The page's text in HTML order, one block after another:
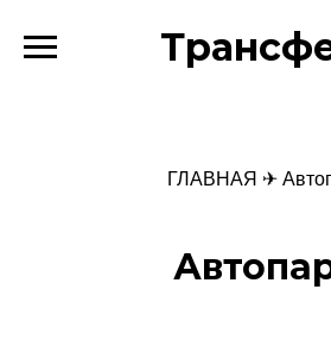
ГЛАВНАЯ ✈